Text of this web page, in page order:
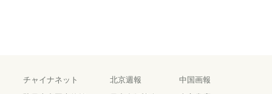
チャイナネット 北京週報
中国画報